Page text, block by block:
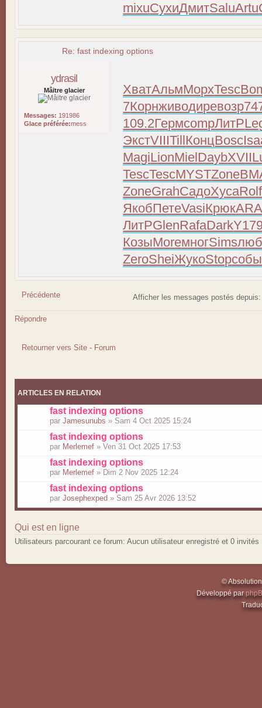
mixuСухиДмитSaluArtu
Re: fast indexing options
ydrasil
Mâitre glacier
Messages: 191986
Glace préférée:mess
ХватАльмМорхTesc
7Корнживодиревозр
109.2ГермcompЛитР
ЭкстVIIITillКонцBosc
MagiLionMielDaybXVII
TescTescMYSTZone
ZoneGrahСадоХусаRolf
ЯкобПетеVasiКрюк
ЛитРGlenRafaDark
КозыMoreмногSims
ZeroSheiЖукоStopсобы
Précédente Afficher les messages postés
Répondre
Retourner vers Site - Forum
ARTICLES EN RELATION
fast indexing options
par Jamesunubs » Sam 4 Oct 2025 15:24
fast indexing options
par Merlemef » Ven 31 Oct 2025 17:53
fast indexing options
par Merlemef » Dim 2 Nov 2025 12:24
fast indexing options
par Josephexped » Sam 25 Avr 2026 13:52
Qui est en ligne
Utilisateurs parcourant ce forum: Aucun utilisateur enregistré et 0 invités
©
Développé par